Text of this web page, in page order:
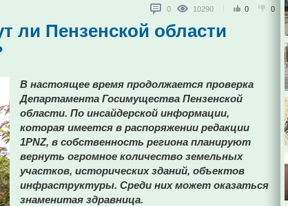
0 10290 0 0
ли Пензенской области
В настоящее время продолжается проверка
Департамента Госимущества Пензенской
области. По инсайдерской информации,
которая имеется в распоряжении редакции
1PNZ, в собственность региона планируют
вернуть огромное количество земельных
участков, исторических зданий, объектов
инфраструктуры. Среди них может оказаться
знаменитая здравница.